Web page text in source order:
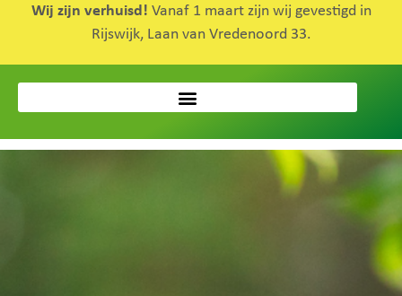
Wij zijn verhuisd! Vanaf 1 maart zijn wij gevestigd in
Rijswijk, Laan van Vredenoord 33.